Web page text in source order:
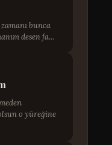
bunca
desen fa...
o yüreğine